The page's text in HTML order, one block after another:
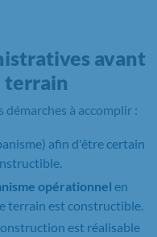
avant
terrain
à accomplir :
afin d'être certain
opérationnel en
terrain est constructible.
est réalisable